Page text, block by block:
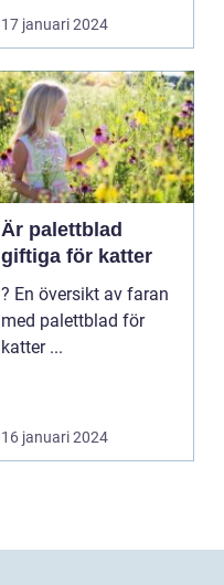
växt som ha...
17 januari 2024
Är palettblad
giftiga för katter
? En översikt av faran
med palettblad för
katter ...
16 januari 2024